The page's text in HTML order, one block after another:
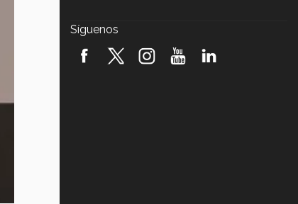
robótica FIRST 2026! (video)
Síguenos